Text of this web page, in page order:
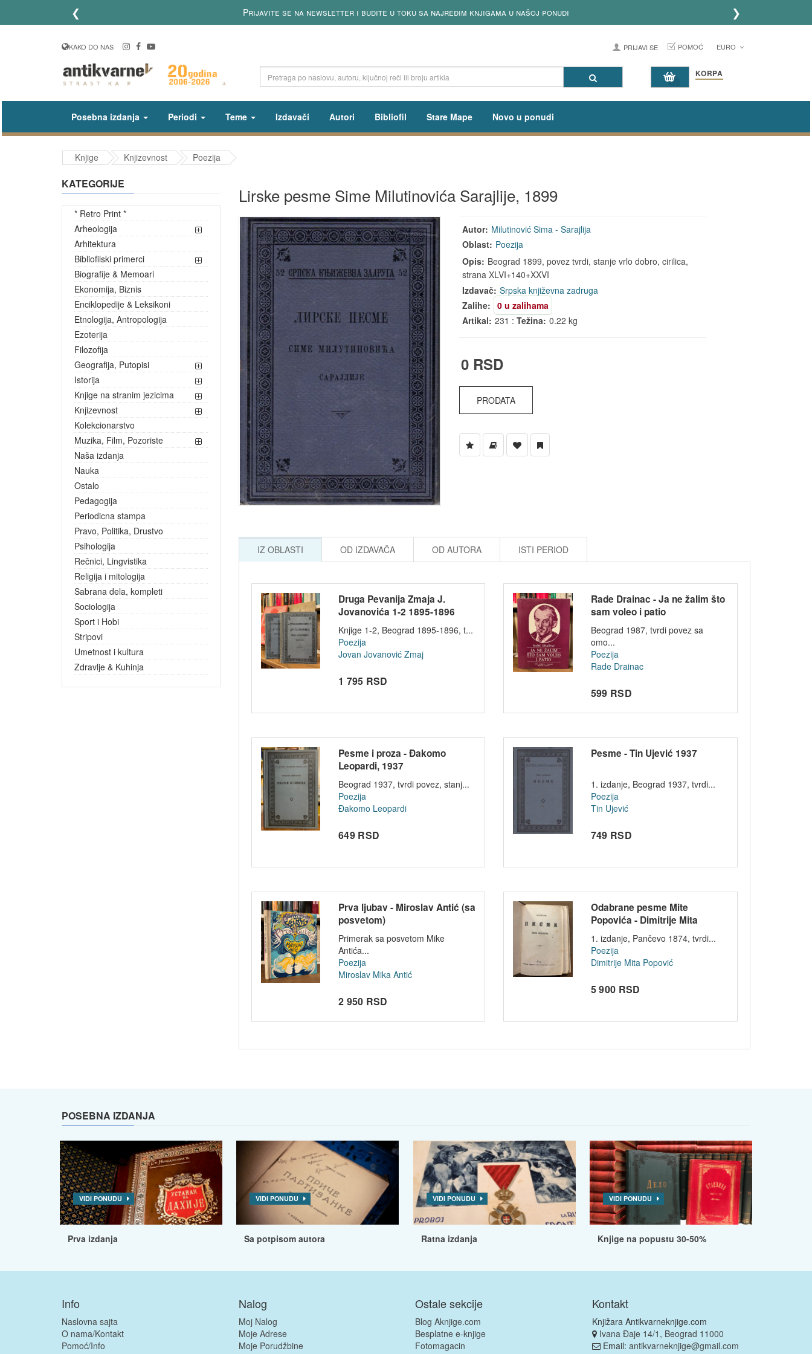
❮ Prijavite se na newsletter i budite u toku sa najređim knjigama u našoj ponudi ❯
KAKO DO NAS PRIJAVI SE POMOĆ EURO
KORPA
Posebna izdanja Periodi Teme Izdavači Autori Bibliofil Stare Mape Novo u ponudi
Knjige Knjizevnost Poezija
KATEGORIJE
* Retro Print *
Arheologija
Arhitektura
Bibliofilski primerci
Biografije & Memoari
Ekonomija, Biznis
Enciklopedije & Leksikoni
Etnologija, Antropologija
Ezoterija
Filozofija
Geografija, Putopisi
Istorija
Knjige na stranim jezicima
Knjizevnost
Kolekcionarstvo
Muzika, Film, Pozoriste
Naša izdanja
Nauka
Ostalo
Pedagogija
Periodicna stampa
Pravo, Politika, Drustvo
Psihologija
Rečnici, Lingvistika
Religija i mitologija
Sabrana dela, kompleti
Sociologija
Sport i Hobi
Stripovi
Umetnost i kultura
Zdravlje & Kuhinja
Lirske pesme Sime Milutinovića Sarajlije, 1899
Autor: Milutinović Sima - Sarajlija
Oblast: Poezija
Opis: Beograd 1899, povez tvrdi, stanje vrlo dobro, cirilica,
strana XLVI+140+XXVI
Izdavač: Srpska književna zadruga
Zalihe:
0 u zalihama
Artikal: 231 :Težina: 0.22 kg
0 RSD
PRODATA
IZ OBLASTI OD IZDAVAČA OD AUTORA ISTI PERIOD
Druga Pevanija Zmaja J.
Jovanovića 1-2 1895-1896
Knjige 1-2, Beograd 1895-1896, t...
Poezija
Jovan Jovanović Zmaj
1 795 RSD
Rade Drainac - Ja ne žalim što
sam voleo i patio
Beograd 1987, tvrdi povez sa
omo...
Poezija
Rade Drainac
599 RSD
Pesme i proza - Đakomo
Leopardi, 1937
Beograd 1937, tvrdi povez, stanj...
Poezija
Đakomo Leopardi
649 RSD
Pesme - Tin Ujević 1937
1. izdanje, Beograd 1937, tvrdi...
Poezija
Tin Ujević
749 RSD
Prva ljubav - Miroslav Antić (sa
posvetom)
Primerak sa posvetom Mike
Antića...
Poezija
Miroslav Mika Antić
2 950 RSD
Odabrane pesme Mite
Popovića - Dimitrije Mita
Popović 1874
1. izdanje, Pančevo 1874, tvrdi...
Poezija
Dimitrije Mita Popović
5 900 RSD
POSEBNA IZDANJA
VIDI PONUDU
Prva izdanja
VIDI PONUDU
Sa potpisom autora
VIDI PONUDU
Ratna izdanja
VIDI PONUDU
Knjige na popustu 30-50%
Info
Naslovna sajta
O nama/Kontakt
Pomoć/Info
Nalog
Moj Nalog
Moje Adrese
Moje Porudžbine
Ostale sekcije
Blog Aknjige.com
Besplatne e-knjige
Fotomagacin
Kontakt
Knjižara Antikvarneknjige.com
Ivana Đaje 14/1, Beograd 11000
Email: antikvarneknjige@gmail.com